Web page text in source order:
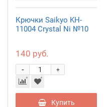
Крючки Saikyo KH-
11004 Crystal Ni №10
140 руб.
+
-
Купить